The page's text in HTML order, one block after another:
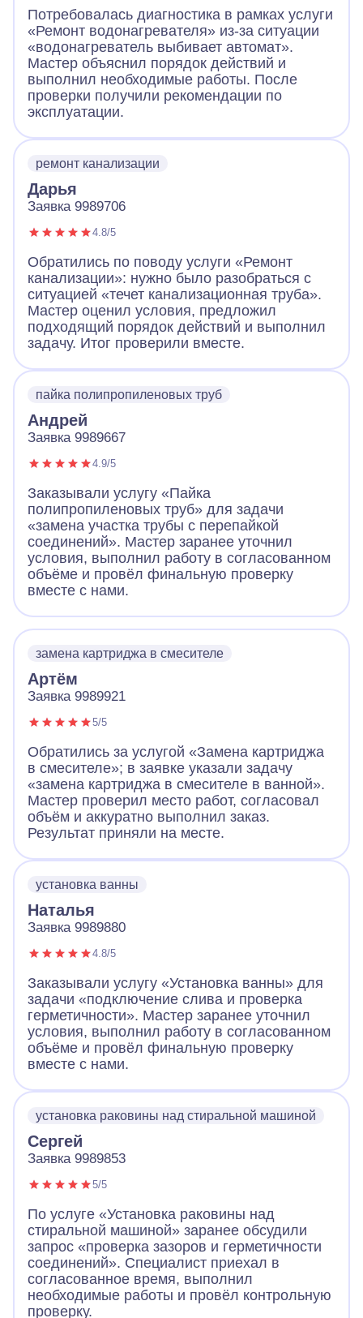
Потребовалась диагностика в рамках услуги
«Ремонт водонагревателя» из-за ситуации
«водонагреватель выбивает автомат».
Мастер объяснил порядок действий и
выполнил необходимые работы. После
проверки получили рекомендации по
эксплуатации.
ремонт канализации
Дарья
Заявка 9989706
4.8/5
Обратились по поводу услуги «Ремонт
канализации»: нужно было разобраться с
ситуацией «течет канализационная труба».
Мастер оценил условия, предложил
подходящий порядок действий и выполнил
задачу. Итог проверили вместе.
пайка полипропиленовых труб
Андрей
Заявка 9989667
4.9/5
Заказывали услугу «Пайка
полипропиленовых труб» для задачи
«замена участка трубы с перепайкой
соединений». Мастер заранее уточнил
условия, выполнил работу в согласованном
объёме и провёл финальную проверку
вместе с нами.
замена картриджа в смесителе
Артём
Заявка 9989921
5/5
Обратились за услугой «Замена картриджа
в смесителе»; в заявке указали задачу
«замена картриджа в смесителе в ванной».
Мастер проверил место работ, согласовал
объём и аккуратно выполнил заказ.
Результат приняли на месте.
установка ванны
Наталья
Заявка 9989880
4.8/5
Заказывали услугу «Установка ванны» для
задачи «подключение слива и проверка
герметичности». Мастер заранее уточнил
условия, выполнил работу в согласованном
объёме и провёл финальную проверку
вместе с нами.
установка раковины над стиральной машиной
Сергей
Заявка 9989853
5/5
По услуге «Установка раковины над
стиральной машиной» заранее обсудили
запрос «проверка зазоров и герметичности
соединений». Специалист приехал в
согласованное время, выполнил
необходимые работы и провёл контрольную
проверку.